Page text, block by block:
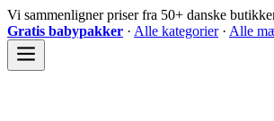
Spring
til
indhold
Vi sammenligner priser fra 50+ danske
Gratis babypakker · Alle kategorier· Alle